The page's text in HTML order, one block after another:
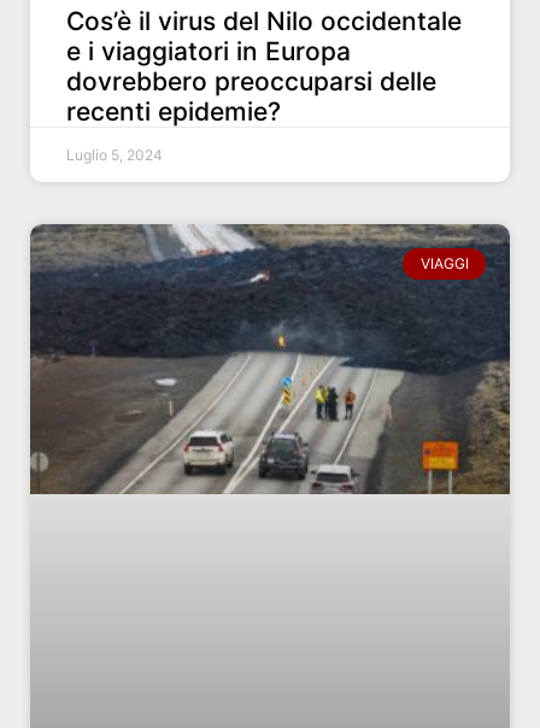
Cos’è il virus del Nilo occidentale
e i viaggiatori in Europa
dovrebbero preoccuparsi delle
recenti epidemie?
Luglio 5, 2024
VIAGGI